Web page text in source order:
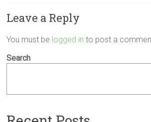
Leave a Reply
You must be logged in to post a
Search